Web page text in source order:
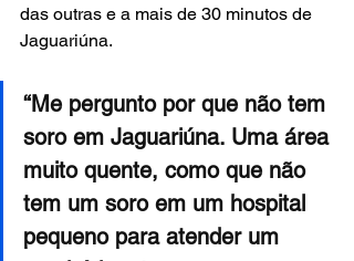
das outras e a mais de 30 minutos de
Jaguariúna.
“Me pergunto por que não tem
soro em Jaguariúna. Uma área
muito quente, como que não
tem um soro em um hospital
pequeno para atender um